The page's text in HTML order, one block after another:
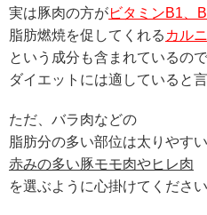
実は豚肉の方がビタミンB1、
脂肪燃焼を促してくれる カル
という成分も含まれているので
ダイエットには適していると
ただ、バラ肉などの
脂肪分の多い部位は太りやすい
赤みの多い豚モモ肉やヒレ肉
を選ぶように心掛けてください